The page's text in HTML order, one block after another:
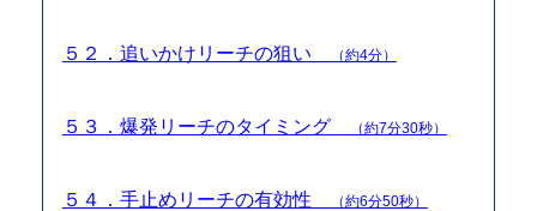
５２．追いかけリーチの狙い （約4分）
５３．爆発リーチのタイミング （約7分30秒）
５４．手止めリーチの有効性 （約6分50秒）